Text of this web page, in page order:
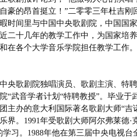
豪的昂首挺立！”二零零三年杜吉
时间里与中国中央歌剧院，中国国
二十几年的教学工作中，为国家培
在各个大学音乐学院担任教学工作。
央歌剧院独唱演员、歌剧主演、特
“武音学者计划“特聘教授”。毕业
主办的意大利国际著名歌剧大师“
界。1991年受歌剧大师阿尔弗莱德
学习。1988年他在第三届中央电视